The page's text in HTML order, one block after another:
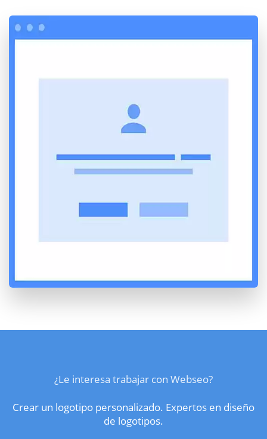
¿Le interesa trabajar con Webseo?
Crear un logotipo personalizado. Expertos en diseño
de logotipos.